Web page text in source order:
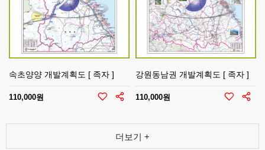
속초양양 개발계획도 [ 족자 ]
110,000원
강원동남권 개발계획도 [ 족자 ]
110,000원
더보기 +